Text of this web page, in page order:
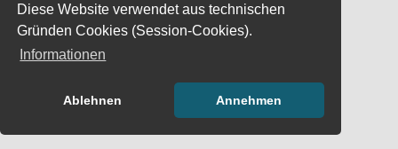
Diese Website verwendet aus technischen
Gründen Cookies (Session-Cookies).
Informationen
Ablehnen Annehmen